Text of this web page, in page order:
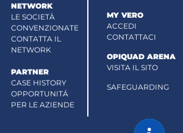
NETWORK
LE SOCIETÀ
CONVENZIONATE
CONTATTA IL
NETWORK
PARTNER
CASE HISTORY
OPPORTUNITÁ
PER LE AZIENDE
MY VERO
ACCEDI
CONTATTACI
OPIQUAD ARENA
VISITA IL SITO
SAFEGUARDING